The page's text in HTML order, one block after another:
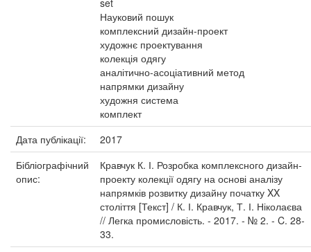
set
Науковий пошук
комплексний дизайн-проект
художнє проектування
колекція одягу
аналітично-асоціативний метод
напрямки дизайну
художня система
комплект
Дата публікації:
2017
Бібліографічний
опис:
Кравчук К. І. Розробка комплексного дизайн-
проекту колекції одягу на основі аналізу
напрямків розвитку дизайну початку XX
століття [Текст] / К. І. Кравчук, Т. І. Ніколаєва
// Легка промисловість. - 2017. - № 2. - C. 28-
33.